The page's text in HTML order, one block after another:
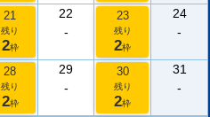
21
残り
2枠
22
-
23
残り
2枠
24
-
28
残り
2枠
29
-
30
残り
2枠
31
-